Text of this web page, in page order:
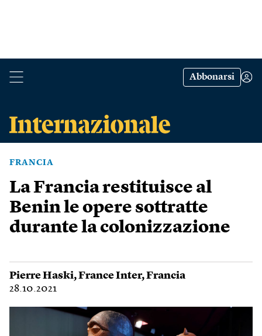
Abbonarsi
FRANCIA
La Francia restituisce al
Benin le opere sottratte
durante la colonizzazione
Pierre Haski,France Inter,Francia
28.10.2021